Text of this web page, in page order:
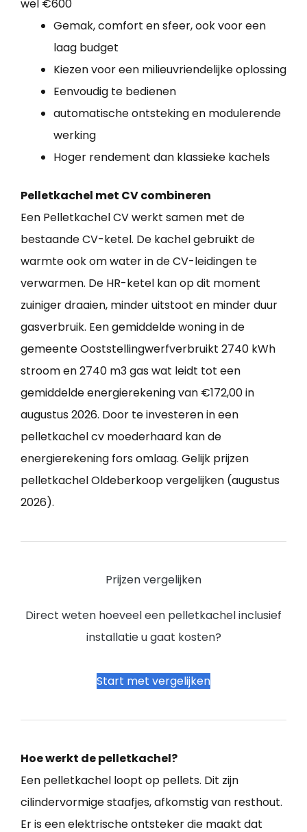
wel €600
Gemak, comfort en sfeer, ook voor een
laag budget
Kiezen voor een milieuvriendelijke oplossing
Eenvoudig te bedienen
automatische ontsteking en modulerende
werking
Hoger rendement dan klassieke kachels
Pelletkachel met CV combineren
Een Pelletkachel CV werkt samen met de
bestaande CV-ketel. De kachel gebruikt de
warmte ook om water in de CV-leidingen te
verwarmen. De HR-ketel kan op dit moment
zuiniger draaien, minder uitstoot en minder duur
gasverbruik. Een gemiddelde woning in de
gemeente Ooststellingwerfverbruikt 2740 kWh
stroom en 2740 m3 gas wat leidt tot een
gemiddelde energierekening van €172,00 in
augustus 2026. Door te investeren in een
pelletkachel cv moederhaard kan de
energierekening fors omlaag. Gelijk prijzen
pelletkachel Oldeberkoop vergelijken (augustus
2026).
Prijzen vergelijken
Direct weten hoeveel een pelletkachel inclusief
installatie u gaat kosten?
Start met vergelijken
Hoe werkt de pelletkachel?
Een pelletkachel loopt op pellets. Dit zijn
cilindervormige staafjes, afkomstig van resthout.
Er is een elektrische ontsteker die maakt dat